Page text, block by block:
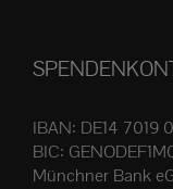
IBAN: DE14 7019
BIC:
Münchner Bank